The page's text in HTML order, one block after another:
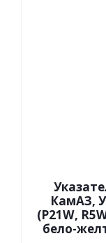
КамАЗ,
(P21W,
бело-